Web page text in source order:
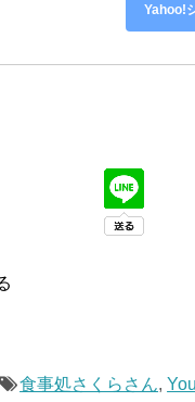
Yahoo!
食事処さくらさん,